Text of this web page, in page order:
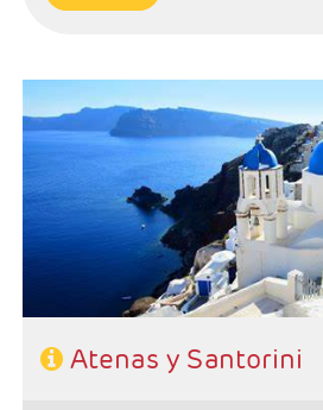
Salidas:Diarias
Ruta; 3n Atenas y 4 noches Santorini
Régimen: AD
Hoteles: Turista o Primera
Atenas y Santorini